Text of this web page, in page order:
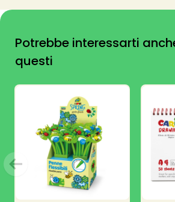
Potrebbe interessarti
questi